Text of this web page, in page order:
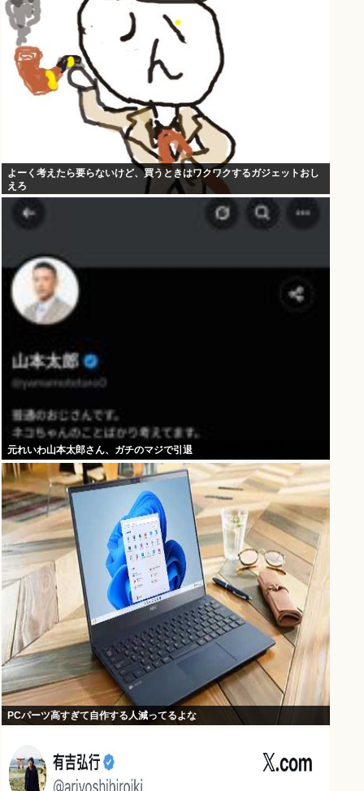
よーく考えたら要らないけど、買うときはワクワクするガジェットおし
えろ
元れいわ山本太郎さん、ガチのマジで引退
PCパーツ高すぎて自作する人減ってるよな